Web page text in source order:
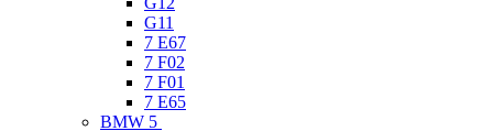
G11
7 Е67
7 F02
7 F01
7 E65
BMW 5